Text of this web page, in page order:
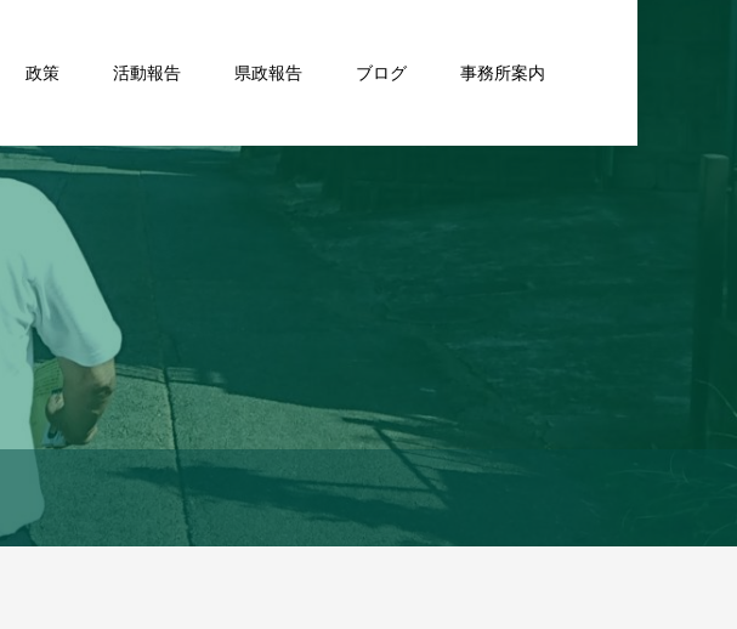
政策 活動報告 県政報告 ブログ 事務所案内